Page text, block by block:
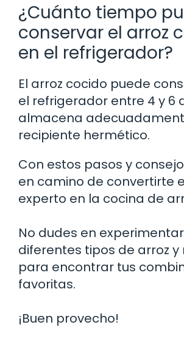
¿Cuánto tiempo
conservar el arroz
en el refrigerador?
El arroz cocido puede
el refrigerador entre 4 y 6
almacena
recipiente hermético.
Con estos pasos y
en camino de convertirte
experto en la cocina de
No dudes en
diferentes tipos de arroz y
para encontrar tus
favoritas.
¡Buen provecho!